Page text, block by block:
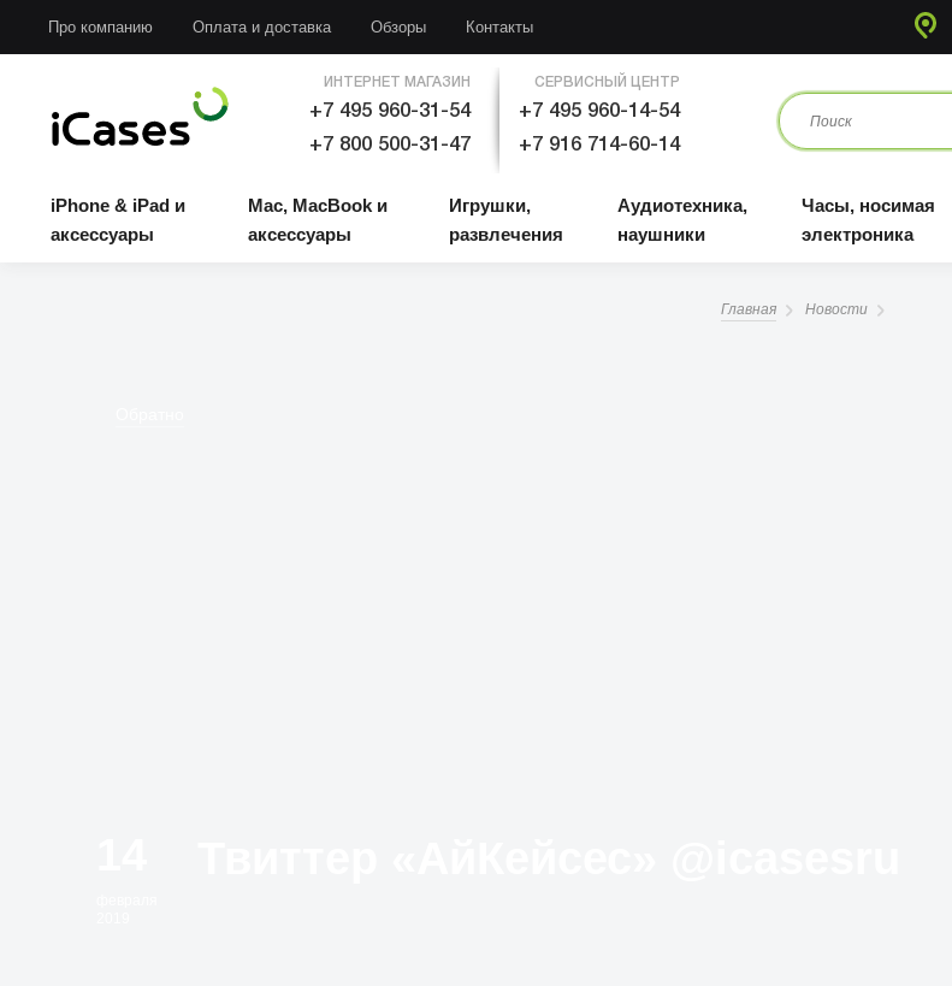
Про компанию Оплата и доставка Обзоры Контакты
ИНТЕРНЕТ МАГАЗИН
+7 495 960-31-54
+7 800 500-31-47
СЕРВИСНЫЙ ЦЕНТР
+7 495 960-14-54
+7 916 714-60-14
iPhone & iPad и
аксессуары
Mac, MacBook и
аксессуары
Игрушки,
развлечения
Аудиотехника,
наушники
Часы, носимая
электроника
Главная Новости